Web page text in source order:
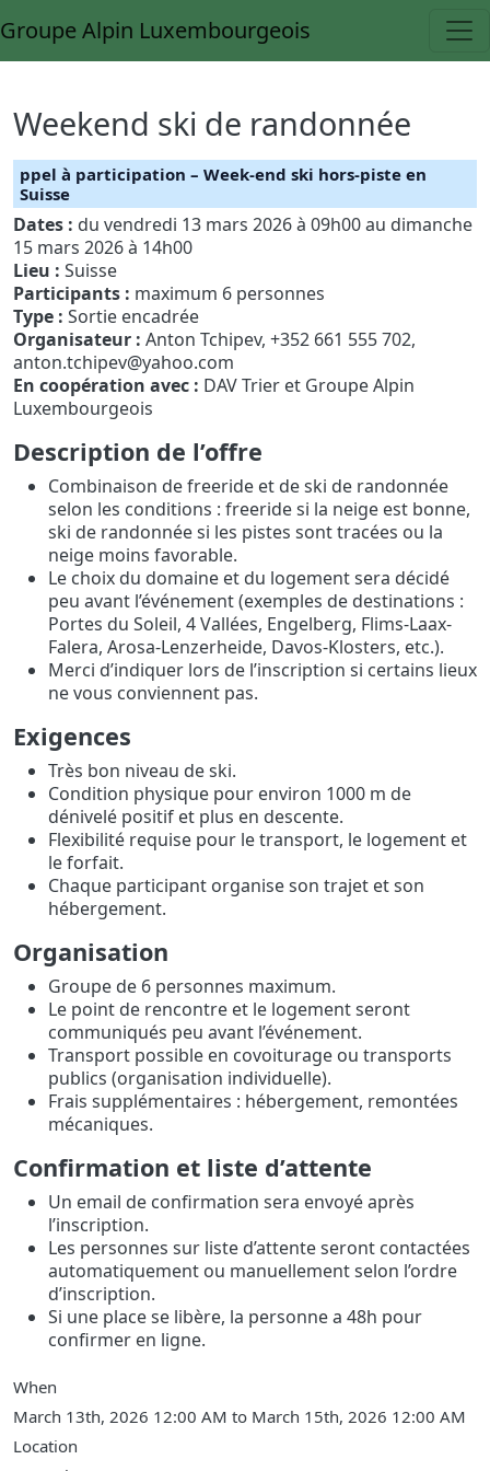
Groupe Alpin Luxembourgeois
Weekend ski de randonnée
ppel à participation – Week-end ski hors-piste en
Suisse
Dates : du vendredi 13 mars 2026 à 09h00 au dimanche
15 mars 2026 à 14h00
Lieu : Suisse
Participants : maximum 6 personnes
Type : Sortie encadrée
Organisateur : Anton Tchipev, +352 661 555 702,
anton.tchipev@yahoo.com
En coopération avec : DAV Trier et Groupe Alpin
Luxembourgeois
Description de l’offre
Combinaison de freeride et de ski de randonnée
selon les conditions : freeride si la neige est bonne,
ski de randonnée si les pistes sont tracées ou la
neige moins favorable.
Le choix du domaine et du logement sera décidé
peu avant l’événement (exemples de destinations :
Portes du Soleil, 4 Vallées, Engelberg, Flims-Laax-
Falera, Arosa-Lenzerheide, Davos-Klosters, etc.).
Merci d’indiquer lors de l’inscription si certains lieux
ne vous conviennent pas.
Exigences
Très bon niveau de ski.
Condition physique pour environ 1000 m de
dénivelé positif et plus en descente.
Flexibilité requise pour le transport, le logement et
le forfait.
Chaque participant organise son trajet et son
hébergement.
Organisation
Groupe de 6 personnes maximum.
Le point de rencontre et le logement seront
communiqués peu avant l’événement.
Transport possible en covoiturage ou transports
publics (organisation individuelle).
Frais supplémentaires : hébergement, remontées
mécaniques.
Confirmation et liste d’attente
Un email de confirmation sera envoyé après
l’inscription.
Les personnes sur liste d’attente seront contactées
automatiquement ou manuellement selon l’ordre
d’inscription.
Si une place se libère, la personne a 48h pour
confirmer en ligne.
When
March 13th, 2026 12:00 AM to March 15th, 2026 12:00 AM
Location